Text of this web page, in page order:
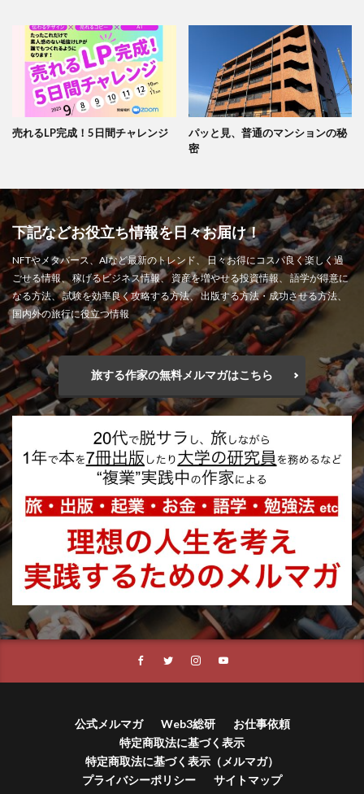
売れるLP完成！5日間チャレンジ
パッと見、普通のマンションの秘
密
下記などお役立ち情報を日々お届け！
NFTやメタバース、AIなど最新のトレンド、 日々お得にコスパ良く楽しく過
ごせる情報、 稼げるビジネス情報、 資産を増やせる投資情報、 語学が得意に
なる方法、 試験を効率良く攻略する方法、 出版する方法・成功させる方法、
国内外の旅行に役立つ情報
旅する作家の無料メルマガはこちら
公式メルマガ Web3総研
お仕事依頼
特定商取法に基づく表示
特定商取法に基づく表示（メルマガ）
プライバシーポリシー
サイトマップ